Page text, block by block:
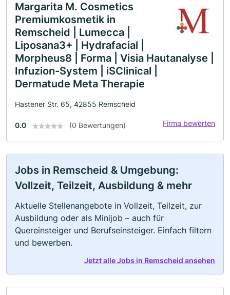
Margarita M. Cosmetics
Premiumkosmetik in
Remscheid | Lumecca |
Liposana3+ | Hydrafacial |
Morpheus8 | Forma | Visia Hautanalyse |
Infuzion-System | iSClinical |
Dermatude Meta Therapie
Hastener Str. 65, 42855 Remscheid
0.0 (0 Bewertungen) Firma bewerten
Jobs in Remscheid & Umgebung:
Vollzeit, Teilzeit, Ausbildung & mehr
Aktuelle Stellenangebote in Vollzeit, Teilzeit, zur
Ausbildung oder als Minijob – auch für
Quereinsteiger und Berufseinsteiger. Einfach filtern
und bewerben.
Jetzt alle Jobs in Remscheid ansehen